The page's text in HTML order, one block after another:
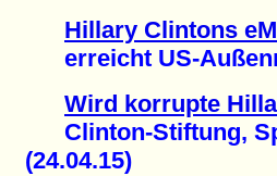
Hillary Clintons
erreicht US-
Wird korrupte
Clinton-Stiftung,
(24.04.15)